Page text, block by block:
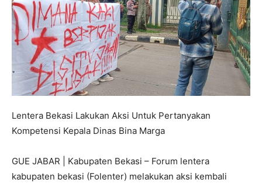
Lentera Bekasi Lakukan Aksi Untuk Pertanyakan
Kompetensi Kepala Dinas Bina Marga
GUE JABAR | Kabupaten Bekasi – Forum lentera
kabupaten bekasi (Folenter) melakukan aksi kembali